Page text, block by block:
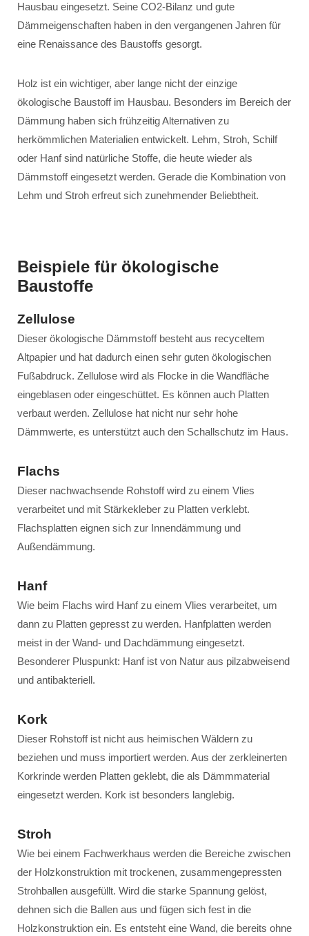
Hausbau eingesetzt. Seine CO2-Bilanz und gute
Dämmeigenschaften haben in den vergangenen Jahren für
eine Renaissance des Baustoffs gesorgt.
Holz ist ein wichtiger, aber lange nicht der einzige
ökologische Baustoff im Hausbau. Besonders im Bereich der
Dämmung haben sich frühzeitig Alternativen zu
herkömmlichen Materialien entwickelt. Lehm, Stroh, Schilf
oder Hanf sind natürliche Stoffe, die heute wieder als
Dämmstoff eingesetzt werden. Gerade die Kombination von
Lehm und Stroh erfreut sich zunehmender Beliebtheit.
Beispiele für ökologische
Baustoffe
Zellulose
Dieser ökologische Dämmstoff besteht aus recyceltem
Altpapier und hat dadurch einen sehr guten ökologischen
Fußabdruck. Zellulose wird als Flocke in die Wandfläche
eingeblasen oder eingeschüttet. Es können auch Platten
verbaut werden. Zellulose hat nicht nur sehr hohe
Dämmwerte, es unterstützt auch den Schallschutz im Haus.
Flachs
Dieser nachwachsende Rohstoff wird zu einem Vlies
verarbeitet und mit Stärkekleber zu Platten verklebt.
Flachsplatten eignen sich zur Innendämmung und
Außendämmung.
Hanf
Wie beim Flachs wird Hanf zu einem Vlies verarbeitet, um
dann zu Platten gepresst zu werden. Hanfplatten werden
meist in der Wand- und Dachdämmung eingesetzt.
Besonderer Pluspunkt: Hanf ist von Natur aus pilzabweisend
und antibakteriell.
Kork
Dieser Rohstoff ist nicht aus heimischen Wäldern zu
beziehen und muss importiert werden. Aus der zerkleinerten
Korkrinde werden Platten geklebt, die als Dämmmaterial
eingesetzt werden. Kork ist besonders langlebig.
Stroh
Wie bei einem Fachwerkhaus werden die Bereiche zwischen
der Holzkonstruktion mit trockenen, zusammengepressten
Strohballen ausgefüllt. Wird die starke Spannung gelöst,
dehnen sich die Ballen aus und fügen sich fest in die
Holzkonstruktion ein. Es entsteht eine Wand, die bereits ohne